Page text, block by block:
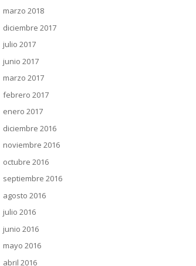
marzo 2018
diciembre 2017
julio 2017
junio 2017
marzo 2017
febrero 2017
enero 2017
diciembre 2016
noviembre 2016
octubre 2016
septiembre 2016
agosto 2016
julio 2016
junio 2016
mayo 2016
abril 2016